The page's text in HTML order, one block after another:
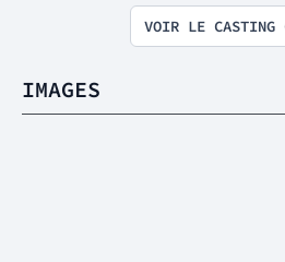
VOIR LE CASTING
IMAGES